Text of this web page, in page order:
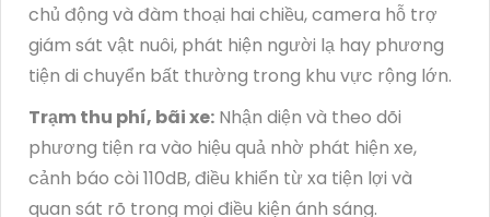
chủ động và đàm thoại hai chiều, camera hỗ trợ
giám sát vật nuôi, phát hiện người lạ hay phương
tiện di chuyển bất thường trong khu vực rộng lớn.
Trạm thu phí, bãi xe: Nhận diện và theo dõi
phương tiện ra vào hiệu quả nhờ phát hiện xe,
cảnh báo còi 110dB, điều khiển từ xa tiện lợi và
quan sát rõ trong mọi điều kiện ánh sáng.